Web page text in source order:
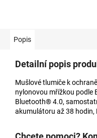
Popis
Detailní popis
Mušlové tlumiče k
nylonovou mřížkou podle
Bluetooth® 4.0,
akumulátoru až 38 hodin,